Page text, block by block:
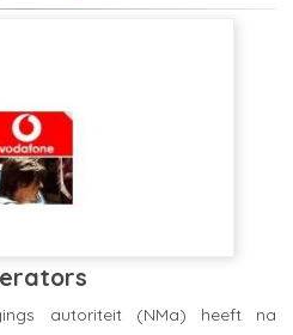
autoriteit (NMa) heeft na